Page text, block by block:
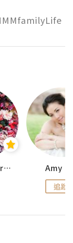
BeautySearch Amy
追蹤